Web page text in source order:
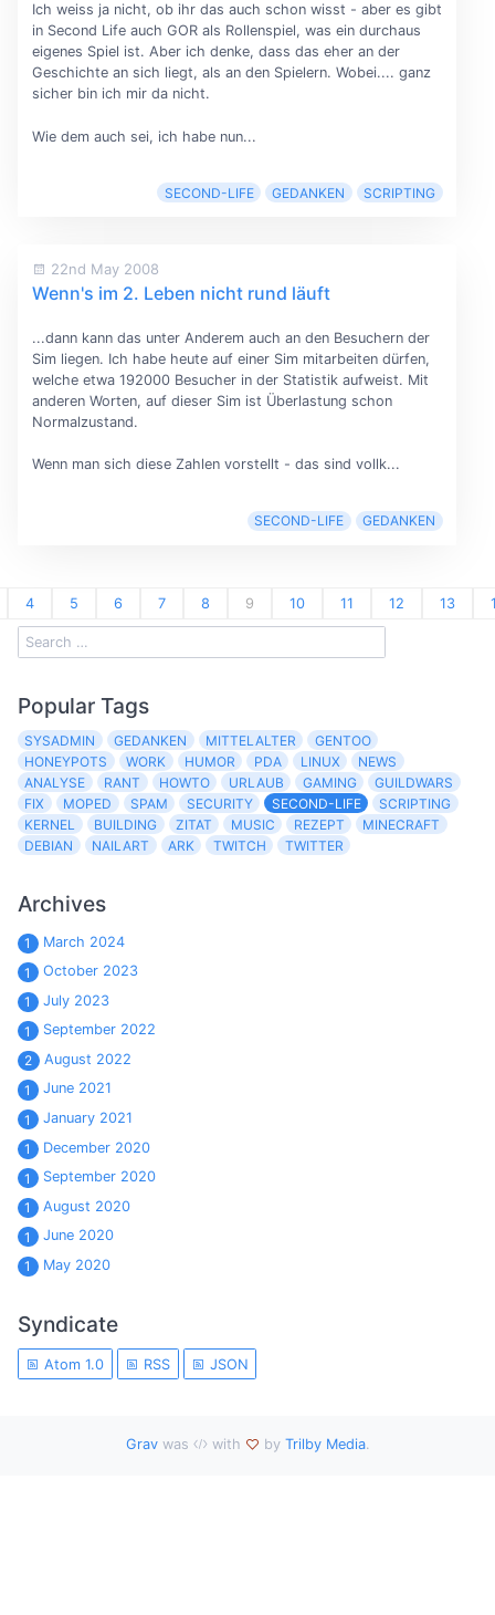
Ich weiss ja nicht, ob ihr das auch schon wisst - aber es gibt
in Second Life auch GOR als Rollenspiel, was ein durchaus
eigenes Spiel ist. Aber ich denke, dass das eher an der
Geschichte an sich liegt, als an den Spielern. Wobei.... ganz
sicher bin ich mir da nicht.
Wie dem auch sei, ich habe nun...
SECOND-LIFE GEDANKEN SCRIPTING
22nd May 2008
Wenn's im 2. Leben nicht rund läuft
...dann kann das unter Anderem auch an den Besuchern der
Sim liegen. Ich habe heute auf einer Sim mitarbeiten dürfen,
welche etwa 192000 Besucher in der Statistik aufweist. Mit
anderen Worten, auf dieser Sim ist Überlastung schon
Normalzustand.
Wenn man sich diese Zahlen vorstellt - das sind vollk...
SECOND-LIFE GEDANKEN
4 5 6 7 8 9 10 11 12 13
Popular Tags
SYSADMIN GEDANKEN MITTELALTER
GENTOO
HONEYPOTS
WORK HUMOR PDA LINUX
NEWS
ANALYSE
RANT HOWTO URLAUB GAMING
GUILDWARS
FIX
MOPED SPAM SECURITY SECOND-LIFE
SCRIPTING
KERNEL
BUILDING ZITAT MUSIC REZEPT
MINECRAFT
DEBIAN
NAILART ARK TWITCH TWITTER
Archives
1
March 2024
1
October 2023
1
July 2023
1
September 2022
2
August 2022
1
June 2021
1
January 2021
1
December 2020
1
September 2020
1
August 2020
1
June 2020
1
May 2020
Syndicate
Atom 1.0 RSS JSON
Gravwas with by Trilby Media.